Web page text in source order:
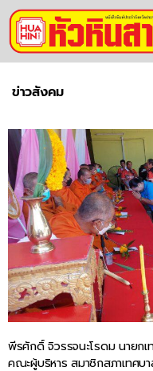
ข่าวสังคม
พีรศักดิ์ จิวรรจนะโรดม นายก
คณะผู้บริหาร สมาชิกสภาเทศบ